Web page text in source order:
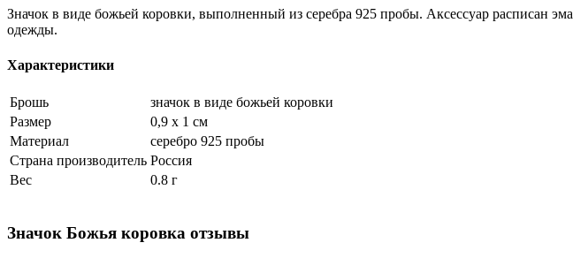
Значок в виде божьей коровки, выполненный из серебра 925 пробы. Аксессуар расписан
одежды.
Характеристики
Брошь
значок в виде божьей коровки
Размер
0,9 х 1 см
Материал
серебро 925 пробы
Страна производитель Россия
Вес
0.8 г
Значок Божья коровка отзывы